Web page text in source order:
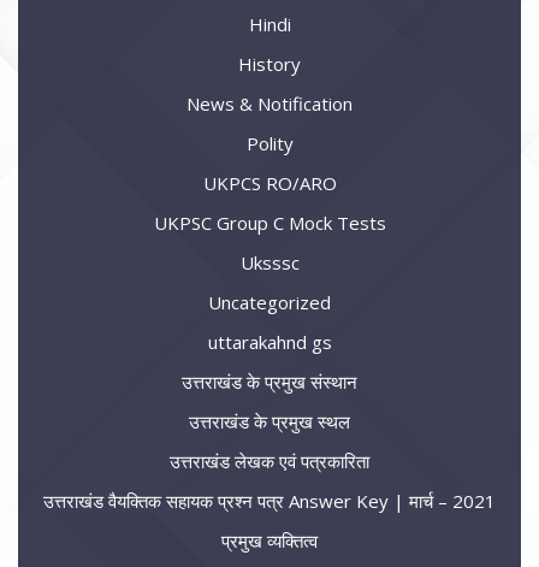
Hindi
History
News & Notification
Polity
UKPCS RO/ARO
UKPSC Group C Mock Tests
Uksssc
Uncategorized
uttarakahnd gs
उत्तराखंड के प्रमुख संस्थान
उत्तराखंड के प्रमुख स्थल
उत्तराखंड लेखक एवं पत्रकारिता
उत्तराखंड वैयक्तिक सहायक प्रश्न पत्र Answer Key | मार्च – 2021
प्रमुख व्यक्तित्व